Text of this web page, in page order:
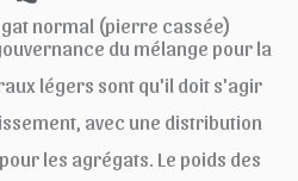
normal (pierre cassée)
du mélange pour la
légers sont qu'il doit s'agir
avec une distribution
les agrégats. Le poids des